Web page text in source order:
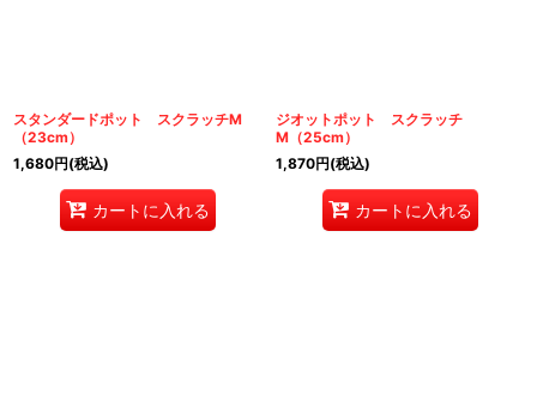
スタンダードポット スクラッチM
（23cm）
1,680円(税込)
カートに入れる
ジオットポット スクラッチ
M（25cm）
1,870円(税込)
カートに入れる